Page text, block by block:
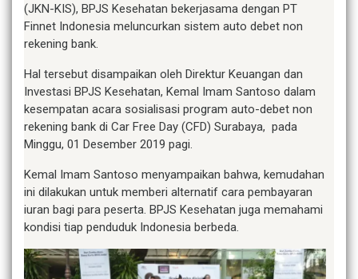
(JKN-KIS), BPJS Kesehatan bekerjasama dengan PT
Finnet Indonesia meluncurkan sistem auto debet non
rekening bank.
Hal tersebut disampaikan oleh Direktur Keuangan dan
Investasi BPJS Kesehatan, Kemal Imam Santoso dalam
kesempatan acara sosialisasi program auto-debet non
rekening bank di Car Free Day (CFD) Surabaya, pada
Minggu, 01 Desember 2019 pagi.
Kemal Imam Santoso menyampaikan bahwa, kemudahan
ini dilakukan untuk memberi alternatif cara pembayaran
iuran bagi para peserta. BPJS Kesehatan juga memahami
kondisi tiap penduduk Indonesia berbeda.